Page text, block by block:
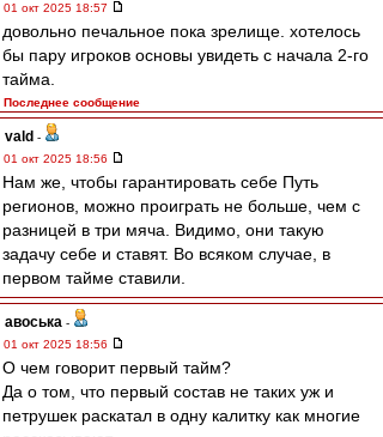
01 окт 2025 18:57
довольно печальное пока зрелище. хотелось
бы пару игроков основы увидеть с начала 2-го
тайма.
Последнее сообщение
vald -
01 окт 2025 18:56
Нам же, чтобы гарантировать себе Путь
регионов, можно проиграть не больше, чем с
разницей в три мяча. Видимо, они такую
задачу себе и ставят. Во всяком случае, в
первом тайме ставили.
авоська -
01 окт 2025 18:56
О чем говорит первый тайм?
Да о том, что первый состав не таких уж и
петрушек раскатал в одну калитку как многие